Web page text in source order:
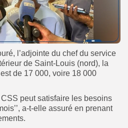
l’adjointe du chef du service
de Saint-Louis (nord), la
de 17 000, voire 18 000
CSS peut satisfaire les besoins
a-t-elle assuré en prenant